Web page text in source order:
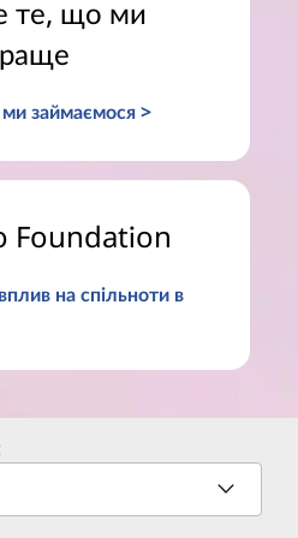
те, що ми
займаємося >
Foundation
на спільноти в